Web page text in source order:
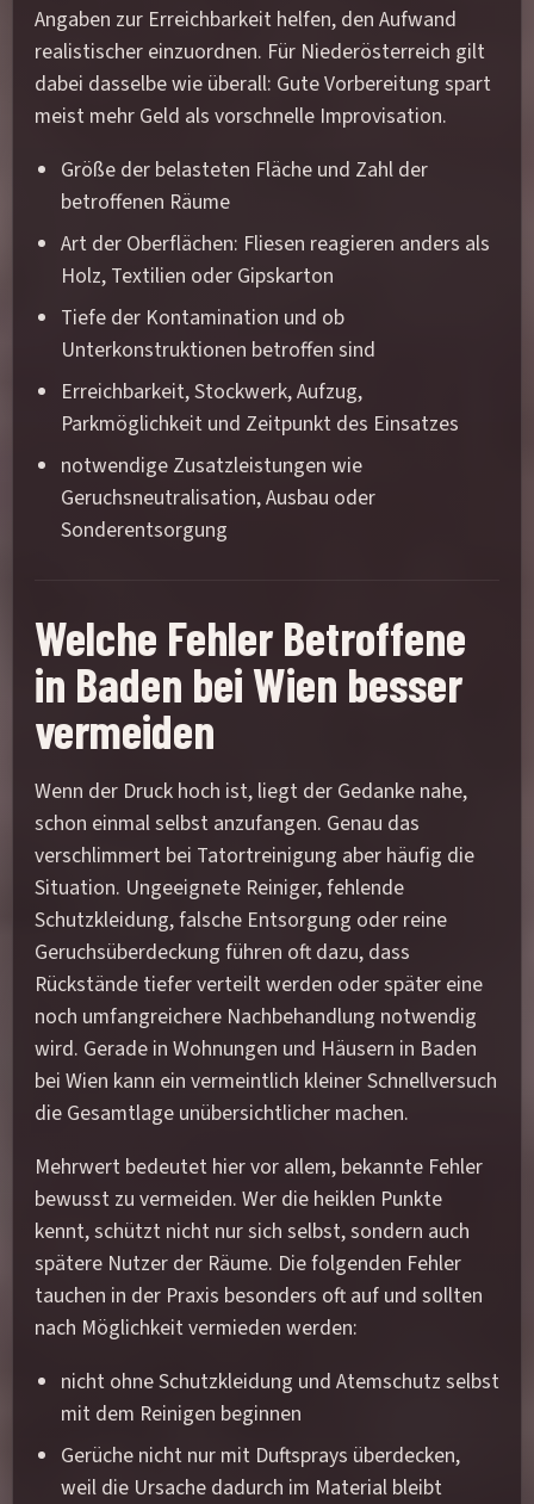
Angaben zur Erreichbarkeit helfen, den Aufwand
realistischer einzuordnen. Für Niederösterreich gilt
dabei dasselbe wie überall: Gute Vorbereitung spart
meist mehr Geld als vorschnelle Improvisation.
Größe der belasteten Fläche und Zahl der
betroffenen Räume
Art der Oberflächen: Fliesen reagieren anders als
Holz, Textilien oder Gipskarton
Tiefe der Kontamination und ob
Unterkonstruktionen betroffen sind
Erreichbarkeit, Stockwerk, Aufzug,
Parkmöglichkeit und Zeitpunkt des Einsatzes
notwendige Zusatzleistungen wie
Geruchsneutralisation, Ausbau oder
Sonderentsorgung
Welche Fehler Betroffene
in Baden bei Wien besser
vermeiden
Wenn der Druck hoch ist, liegt der Gedanke nahe,
schon einmal selbst anzufangen. Genau das
verschlimmert bei Tatortreinigung aber häufig die
Situation. Ungeeignete Reiniger, fehlende
Schutzkleidung, falsche Entsorgung oder reine
Geruchsüberdeckung führen oft dazu, dass
Rückstände tiefer verteilt werden oder später eine
noch umfangreichere Nachbehandlung notwendig
wird. Gerade in Wohnungen und Häusern in Baden
bei Wien kann ein vermeintlich kleiner Schnellversuch
die Gesamtlage unübersichtlicher machen.
Mehrwert bedeutet hier vor allem, bekannte Fehler
bewusst zu vermeiden. Wer die heiklen Punkte
kennt, schützt nicht nur sich selbst, sondern auch
spätere Nutzer der Räume. Die folgenden Fehler
tauchen in der Praxis besonders oft auf und sollten
nach Möglichkeit vermieden werden:
nicht ohne Schutzkleidung und Atemschutz selbst
mit dem Reinigen beginnen
Gerüche nicht nur mit Duftsprays überdecken,
weil die Ursache dadurch im Material bleibt